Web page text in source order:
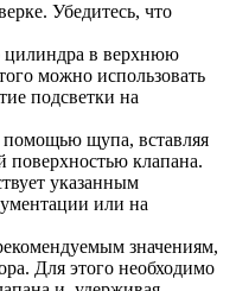
Убедитесь, что
цилиндра в верхнюю
можно использовать
подсветки на
помощью щупа, вставляя
поверхностью клапана.
указанным
или на
значениям,
Для этого необходимо